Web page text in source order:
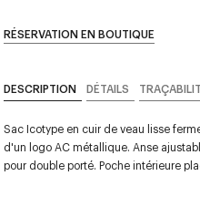
RÉSERVATION EN BOUTIQUE
DESCRIPTION DÉTAILS
Sac Icotype en cuir de veau lisse
d'un logo AC métallique. Anse
pour double porté. Poche intérieure